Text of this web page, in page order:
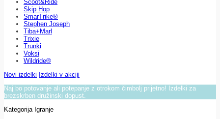
Scoot&Ride
Skip Hop
SmarTrike®
Stephen Joseph
Tiba+Marl
Trixie
Trunki
Voksi
Wildride®
Novi izdelki Izdelki v akciji
Naj bo potovanje ali potepanje z otrokom čimbolj prijetno! Izdelki za
brezskrben družinski dopust.
Kategorija Igranje